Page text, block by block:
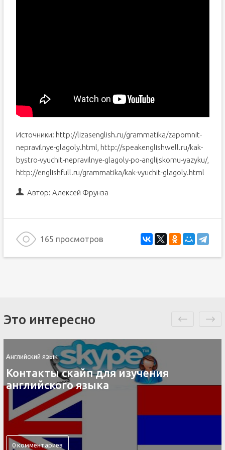
Источники: http://lizasenglish.ru/grammatika/zapomnit-
nepravilnye-glagoly.html, http://speakenglishwell.ru/kak-
bystro-vyuchit-nepravilnye-glagoly-po-anglijskomu-yazyku/,
http://englishfull.ru/grammatika/kak-vyuchit-glagoly.html
Автор: Алексей Фрунза
165 просмотров
Это интересно
Английский язык
Контакты скайп для изучения
английского языка
0 комментариев